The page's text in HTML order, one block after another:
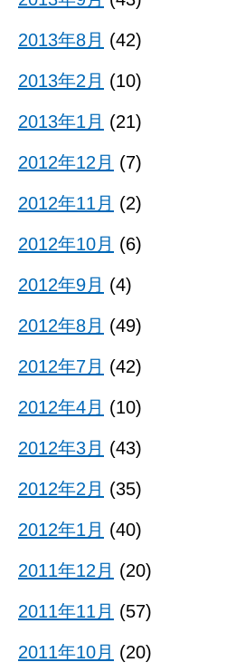
2013年8月 (42)
2013年2月 (10)
2013年1月 (21)
2012年12月 (7)
2012年11月 (2)
2012年10月 (6)
2012年9月 (4)
2012年8月 (49)
2012年7月 (42)
2012年4月 (10)
2012年3月 (43)
2012年2月 (35)
2012年1月 (40)
2011年12月 (20)
2011年11月 (57)
2011年10月 (20)